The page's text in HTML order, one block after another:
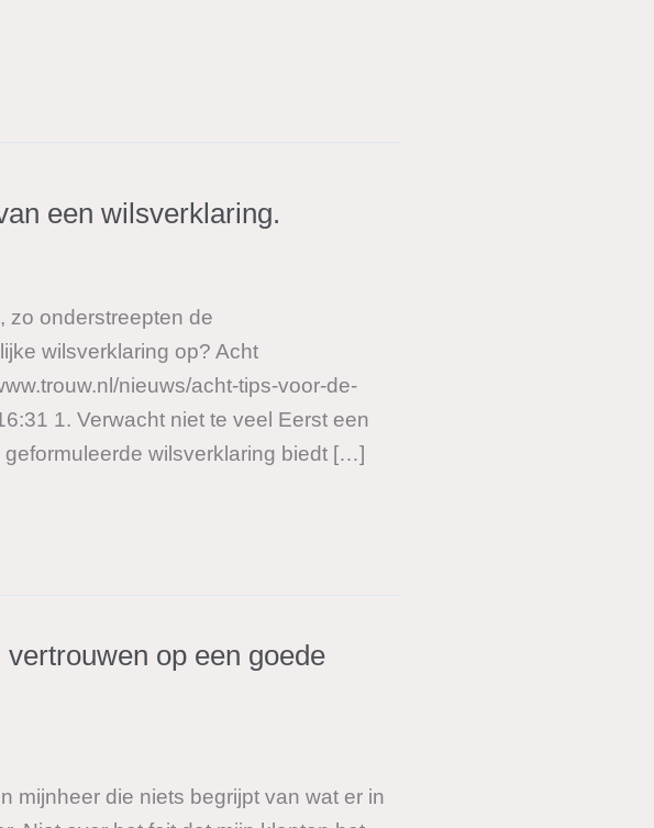
een wilsverklaring.
zo onderstreepten de
wilsverklaring op? Acht
nieuws/acht-tips-voor-de-
1. Verwacht niet te veel Eerst een
wilsverklaring biedt […]
op een goede
mijnheer die niets begrijpt van wat er in